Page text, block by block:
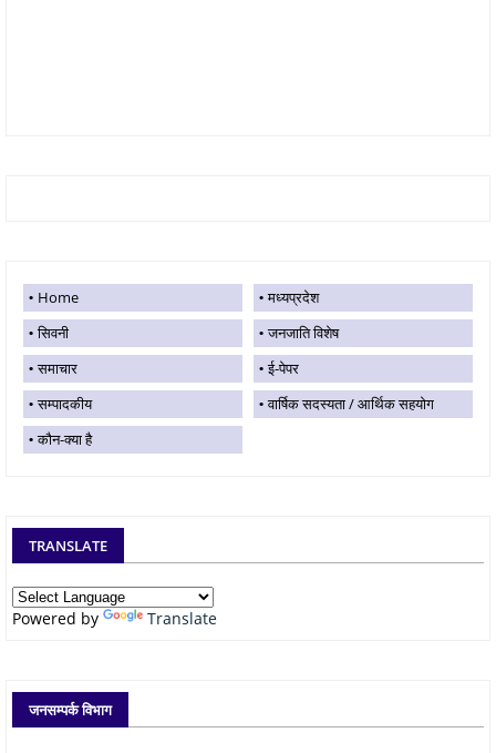
Home
मध्यप्रदेश
सिवनी
जनजाति विशेष
समाचार
ई-पेपर
सम्पादकीय
वार्षिक सदस्यता / आर्थिक सहयोग
कौन-क्या है
TRANSLATE
Powered by Translate
जनसम्पर्क विभाग